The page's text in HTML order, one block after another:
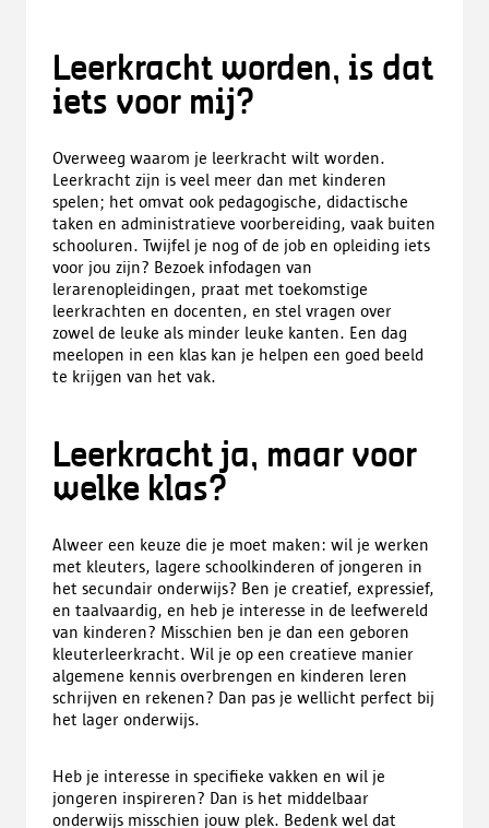
Leerkracht worden, is dat
iets voor mij?
Overweeg waarom je leerkracht wilt worden.
Leerkracht zijn is veel meer dan met kinderen
spelen; het omvat ook pedagogische, didactische
taken en administratieve voorbereiding, vaak buiten
schooluren. Twijfel je nog of de job en opleiding iets
voor jou zijn? Bezoek infodagen van
lerarenopleidingen, praat met toekomstige
leerkrachten en docenten, en stel vragen over
zowel de leuke als minder leuke kanten. Een dag
meelopen in een klas kan je helpen een goed beeld
te krijgen van het vak.
Leerkracht ja, maar voor
welke klas?
Alweer een keuze die je moet maken: wil je werken
met kleuters, lagere schoolkinderen of jongeren in
het secundair onderwijs? Ben je creatief, expressief,
en taalvaardig, en heb je interesse in de leefwereld
van kinderen? Misschien ben je dan een geboren
kleuterleerkracht. Wil je op een creatieve manier
algemene kennis overbrengen en kinderen leren
schrijven en rekenen? Dan pas je wellicht perfect bij
het lager onderwijs.
Heb je interesse in specifieke vakken en wil je
jongeren inspireren? Dan is het middelbaar
onderwijs misschien jouw plek. Bedenk wel dat